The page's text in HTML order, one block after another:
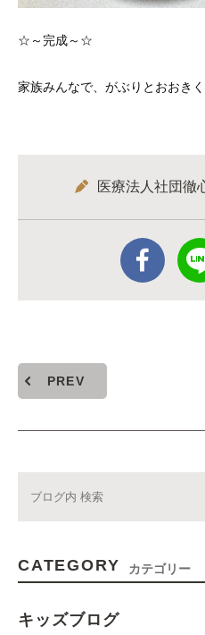
☆～完成～☆
家族みんなで、がぶりとおおき
医療法人社団徹
PREV
CATEGORY カテゴリー
キッズブログ